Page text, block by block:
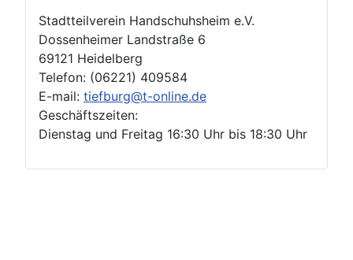
Stadtteilverein Handschuhsheim e.V.
Dossenheimer Landstraße 6
69121 Heidelberg
Telefon: (06221) 409584
E-mail: tiefburg@t-online.de
Geschäftszeiten:
Dienstag und Freitag 16:30 Uhr bis 18:30 Uhr